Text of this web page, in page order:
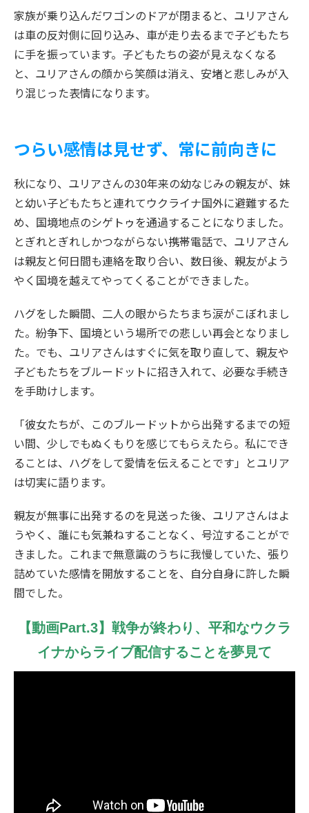
家族が乗り込んだワゴンのドアが閉まると、ユリアさん
は車の反対側に回り込み、車が走り去るまで子どもたち
に手を振っています。子どもたちの姿が見えなくなる
と、ユリアさんの顔から笑顔は消え、安堵と悲しみが入
り混じった表情になります。
つらい感情は見せず、常に前向きに
秋になり、ユリアさんの30年来の幼なじみの親友が、妹
と幼い子どもたちと連れてウクライナ国外に避難するた
め、国境地点のシゲトゥを通過することになりました。
とぎれとぎれしかつながらない携帯電話で、ユリアさん
は親友と何日間も連絡を取り合い、数日後、親友がよう
やく国境を越えてやってくることができました。
ハグをした瞬間、二人の眼からたちまち涙がこぼれまし
た。紛争下、国境という場所での悲しい再会となりまし
た。でも、ユリアさんはすぐに気を取り直して、親友や
子どもたちをブルードットに招き入れて、必要な手続き
を手助けします。
「彼女たちが、このブルードットから出発するまでの短
い間、少しでもぬくもりを感じてもらえたら。私にでき
ることは、ハグをして愛情を伝えることです」とユリア
は切実に語ります。
親友が無事に出発するのを見送った後、ユリアさんはよ
うやく、誰にも気兼ねすることなく、号泣することがで
きました。これまで無意識のうちに我慢していた、張り
詰めていた感情を開放することを、自分自身に許した瞬
間でした。
【動画Part.3】戦争が終わり、平和なウクラ
イナからライブ配信することを夢見て